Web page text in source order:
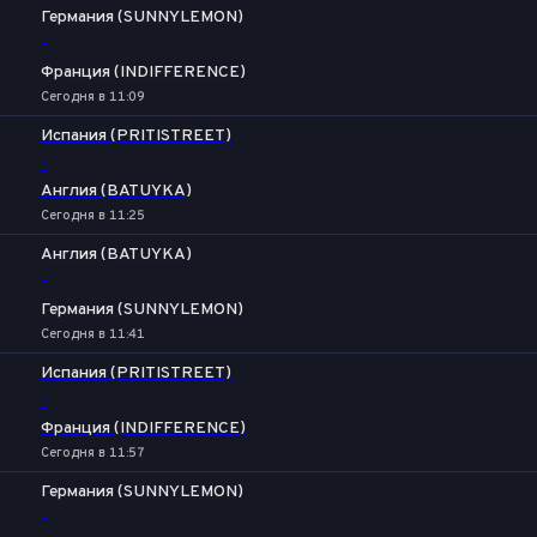
Германия (SUNNYLEMON)
-
Франция (INDIFFERENCE)
Сегодня в 11:09
Испания (PRITISTREET)
-
Англия (BATUYKA)
Сегодня в 11:25
Англия (BATUYKA)
-
Германия (SUNNYLEMON)
Сегодня в 11:41
Испания (PRITISTREET)
-
Франция (INDIFFERENCE)
Сегодня в 11:57
Германия (SUNNYLEMON)
-